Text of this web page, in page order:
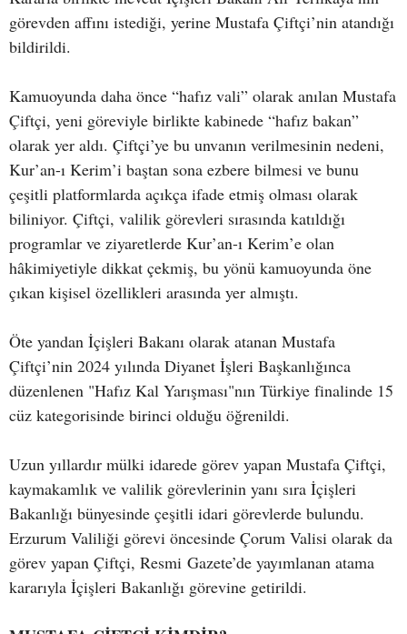
görevden affını istediği, yerine Mustafa Çiftçi’nin atandığı
bildirildi.
Kamuoyunda daha önce “hafız vali” olarak anılan Mustafa
Çiftçi, yeni göreviyle birlikte kabinede “hafız bakan”
olarak yer aldı. Çiftçi’ye bu unvanın verilmesinin nedeni,
Kur’an-ı Kerim’i baştan sona ezbere bilmesi ve bunu
çeşitli platformlarda açıkça ifade etmiş olması olarak
biliniyor. Çiftçi, valilik görevleri sırasında katıldığı
programlar ve ziyaretlerde Kur’an-ı Kerim’e olan
hâkimiyetiyle dikkat çekmiş, bu yönü kamuoyunda öne
çıkan kişisel özellikleri arasında yer almıştı.
Öte yandan İçişleri Bakanı olarak atanan Mustafa
Çiftçi’nin 2024 yılında Diyanet İşleri Başkanlığınca
düzenlenen "Hafız Kal Yarışması"nın Türkiye finalinde 15
cüz kategorisinde birinci olduğu öğrenildi.
Uzun yıllardır mülki idarede görev yapan Mustafa Çiftçi,
kaymakamlık ve valilik görevlerinin yanı sıra İçişleri
Bakanlığı bünyesinde çeşitli idari görevlerde bulundu.
Erzurum Valiliği görevi öncesinde Çorum Valisi olarak da
görev yapan Çiftçi, Resmi Gazete’de yayımlanan atama
kararıyla İçişleri Bakanlığı görevine getirildi.